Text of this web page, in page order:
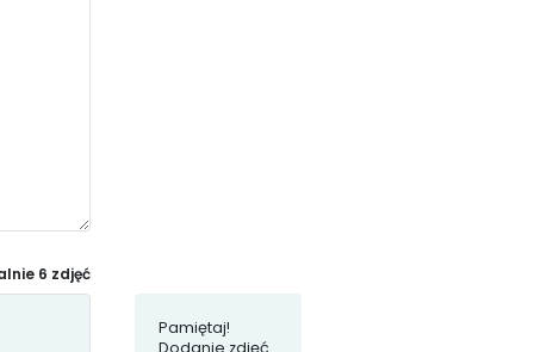
6 zdjęć
Pamiętaj!
Dodanie zdjęć